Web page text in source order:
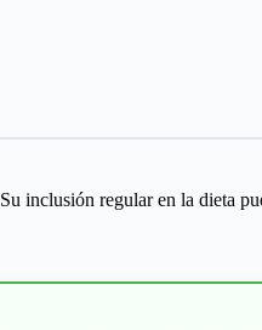
inclusión regular en la dieta